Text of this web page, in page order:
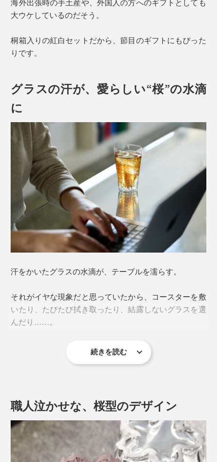
海外出張時の手土産や、外国人の方へのギフトとしても
大ウケしているのだそう。
桐箱入りの紅白セットだから、節目のギフトにもぴった
りです。
グラスの汗が、愛らしい“桜”の水滴
に
汗をかいたグラスの水滴が、テーブルを濡らす。
それがイヤな現象だと思っていたから、コースターを敷
いたり、たびたび拭き取ったり、結露しないグラスを選
んだり……。
『Sakurasaku』に出会って、その“結露”が待ち遠しくな
続きを読む
職人泣かせな、桜型のデザイン